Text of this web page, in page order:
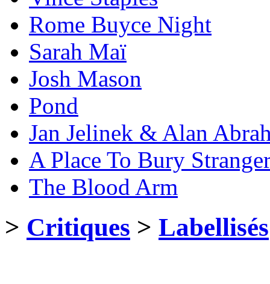
Rome Buyce Night
Sarah Maï
Josh Mason
Pond
Jan Jelinek & Alan
A Place To Bury
The Blood Arm
> Critiques > Labellisés